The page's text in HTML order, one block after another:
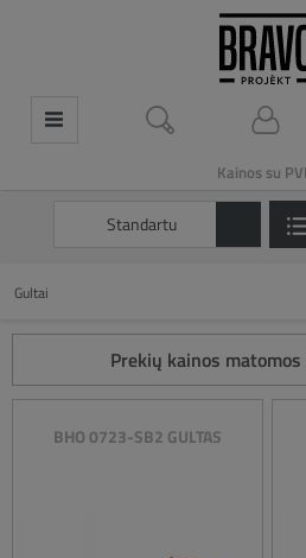
Kainos su
Standartu
Gultai
Prekių kainos
BHO 0723-SB2 GULTAS